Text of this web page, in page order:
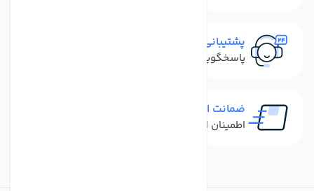
پشتیبانی سریع
پاسخگویی سریع به تماس‌ها و پیام‌ها
ضمانت اصل بودن کالا
اطمینان از خرید کالای اورجینال